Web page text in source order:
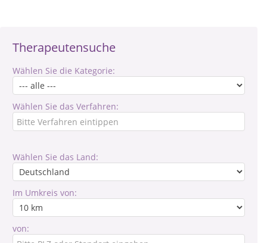
Therapeutensuche
Wählen Sie die Kategorie:
Wählen Sie das Verfahren:
Wählen Sie das Land:
Im Umkreis von:
von: